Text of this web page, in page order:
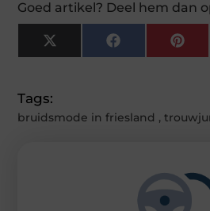
Goed artikel? Deel hem dan
X
(Twitter)
Facebook
Tags:
bruidsmode in friesland ,